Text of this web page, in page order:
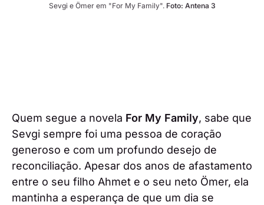
Sevgi e Ömer em "For My Family". Foto: Antena 3
Quem segue a novela For My Family, sabe que
Sevgi sempre foi uma pessoa de coração
generoso e com um profundo desejo de
reconciliação. Apesar dos anos de afastamento
entre o seu filho Ahmet e o seu neto Ömer, ela
mantinha a esperança de que um dia se